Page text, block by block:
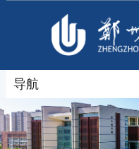
导航